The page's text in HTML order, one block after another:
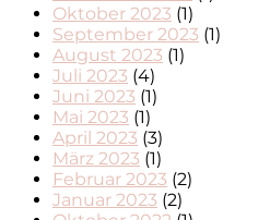
Oktober 2023 (1)
September 2023 (1)
August 2023 (1)
Juli 2023 (4)
Juni 2023 (1)
Mai 2023 (1)
April 2023 (3)
März 2023 (1)
Februar 2023 (2)
Januar 2023 (2)